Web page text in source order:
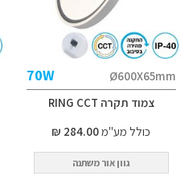
Ø600X65mm
70W
צמוד תקרה RING CCT
כולל מע"מ284.00 ₪
גוון אור משתנה